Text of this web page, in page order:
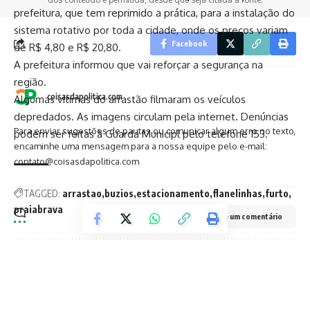
Facebook
coisasdapolitica.com
Para enviar sugestões de pautas ou comunicar algum erro no texto,
encaminhe uma mensagem para a nossa equipe pelo e-mail:
contato@coisasdapolitica.com
Deixe um comentário
prefeitura, que tem reprimido a prática, para a instalação do
sistema rotativo por toda a cidade, onde os preços variam
de R$ 4,80 e R$ 20,80.
A prefeitura informou que vai reforçar a segurança na
região.
Algumas vítimas do arrastão filmaram os veículos
depredados. As imagens circulam pela internet. Denúncias
podem ser feitas à Guarda Municipl pelo telefone 153.
TAGGED: arrastao buzios estacionamento flanelinhas furto
praiabrava